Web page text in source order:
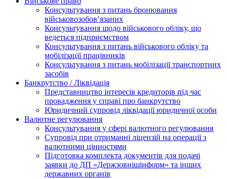
Консультування з питань бронювання
військовозобов’язаних
Консультування щодо військового обліку, що
ведеться підприємством
Консультування з питань військового обліку та
мобілізації працівників
Консультування з питань мобілізації транспортних
засобів
Банкрутство / Ліквідація
Представництво інтересів кредиторів під час
провадження у справі про банкрутство
Юридичний супровід ліквідації юридичної особи
Валютне регулювання
Консультування у сфері валютного регулювання
Супровід при отриманні ліцензій на операції з
валютними цінностями
Підготовка комплекта документів для подачі
заявки до ДП «Держзовнішінформ» та інших
державних органів